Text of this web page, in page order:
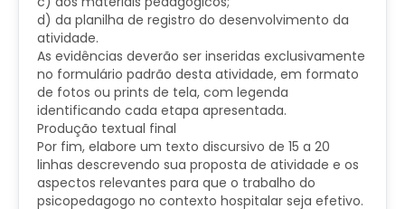
d) da planilha de registro do desenvolvimento da
atividade.
As evidências deverão ser inseridas exclusivamente
no formulário padrão desta atividade, em formato
de fotos ou prints de tela, com legenda
identificando cada etapa apresentada.
Produção textual final
Por fim, elabore um texto discursivo de 15 a 20
linhas descrevendo sua proposta de atividade e os
aspectos relevantes para que o trabalho do
psicopedagogo no contexto hospitalar seja efetivo.